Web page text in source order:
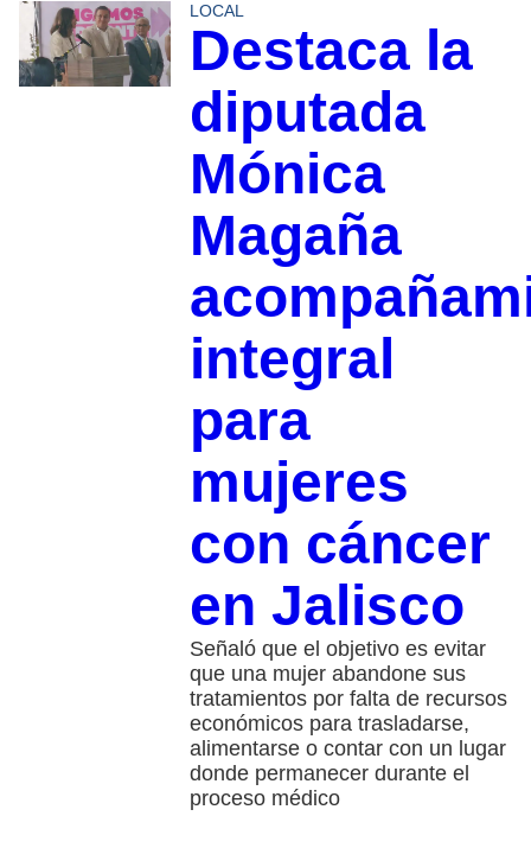
LOCAL
Destaca la
diputada
Mónica
Magaña
integral
para
mujeres
con cáncer
en Jalisco
Señaló que el objetivo es evitar
que una mujer abandone sus
tratamientos por falta de recursos
económicos para trasladarse,
alimentarse o contar con un lugar
donde permanecer durante el
proceso médico